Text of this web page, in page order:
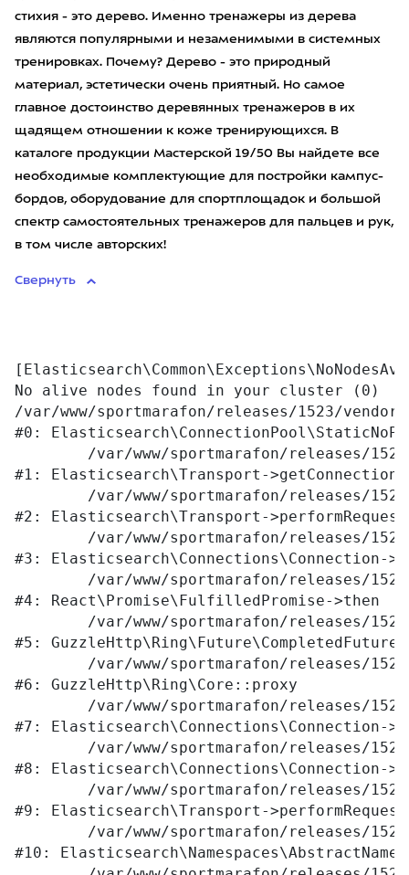
стихия - это дерево. Именно тренажеры из дерева
являются популярными и незаменимыми в системных
тренировках. Почему? Дерево - это природный
материал, эстетически очень приятный. Но самое
главное достоинство деревянных тренажеров в их
щадящем отношении к коже тренирующихся. В
каталоге продукции Мастерской 19/50 Вы найдете все
необходимые комплектующие для постройки кампус-
бордов, оборудование для спортплощадок и большой
спектр самостоятельных тренажеров для пальцев и рук,
в том числе авторских!
Свернуть
No alive nodes found in your cluster (0)
/var/www/sportmarafon/releases/1523/
#0:
#1: Elasticsearch\Transport->getConnection
#2: Elasticsearch\Transport->performRequest
#3: Elasticsearch\Connections\Connection-
#4: React\Promise\FulfilledPromise->then
#5:
#6: GuzzleHttp\Ring\Core::proxy
#7: Elasticsearch\Connections\Connection-
#8: Elasticsearch\Connections\Connection-
#9: Elasticsearch\Transport->performRequest
#10: